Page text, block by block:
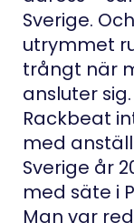
Sverige.
utrymmet
trångt när
ansluter sig.
Rackbeat
med
Sverige år
med säte i
Man var